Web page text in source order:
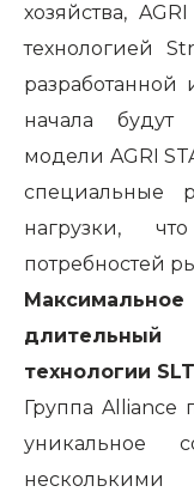
хозяйства,
технологией
начала будут
модели AGRI
специальные
нагрузки,
потребностей
длительный
технологии SLT
Группа Alliance
уникальное